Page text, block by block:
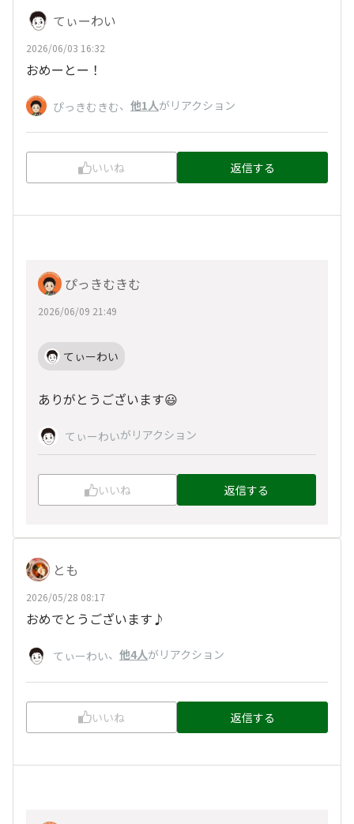
てぃーわい
2026/06/03 16:32
おめーとー！
ぴっきむきむ、 他1人がリアクション
いいね 返信する
ぴっきむきむ
2026/06/09 21:49
てぃーわい
ありがとうございます😃
てぃーわいがリアクション
いいね 返信する
とも
2026/05/28 08:17
おめでとうございます♪
てぃーわい、 他4人がリアクション
いいね 返信する